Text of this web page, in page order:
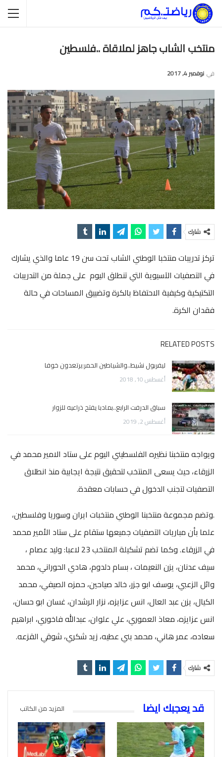
منتخب الشاب جاهز لملاقاة ..فلسطين
في نوفمبر 4, 2017
شارك
تركز تدريبات منتخبا الوطني الشاب تحت سن 19 عاما والذي يشارك
في التصفيات الآسيوية التي تنطلق اليوم على جملة من التدريبات
التكتيكية وكيفية الاحتفاظ بالكرة وتضييق المساحات في حالة
فقدان الكرة.
RELATED POSTS
ليفربول نشيط..والشياطين الحمر:يرتعدون خوفا
أغسطس 10, 2018
سباق الدرفت الرابع..بمادبا يفتح ذراعيه للزوار
أغسطس 2, 2019
ويواجه منتخبنا نظيره الفلسطيني اليوم على ستاد الامير محمد في
الزرقاء، حيث يسعى المنتخب لتحقيق نتيجة ايجابية منذ انطلاق
التصفيات لتجنب الدخول في حسابات معقدة.
.وتضم مجموعة منتخبنا الوطني منتخبات ايران وسوريا وفلسطين،
علما بأن مباريات التصفيات جميعها ستقام على ستاد الأمير محمد
في الزرقاء. وكما تضم تشكيلة المنتخب 23 لاعبا: وليد عصام ،
سيف عدنان، يزن النعيمات ، بسام دلدوم، هادي الحوراني، محمد
وائل الزعبي، يوسف ابو جزر، خالد صياحين، حمزه الصيفي، محمد
الكيال، يزن عبد العال، انس عزايزه، نزار الرشدان، غسان ابو حسان،
انس عزايزه، معاذ العموري، علي علوان، عبدالله فاخوري، ابراهيم
سعاده، عمر هاني، محمد بني عطيه، زيد شكري، شوقي القزعه.
شارك
قد يعجبك ايضا المزيد من الكاتب